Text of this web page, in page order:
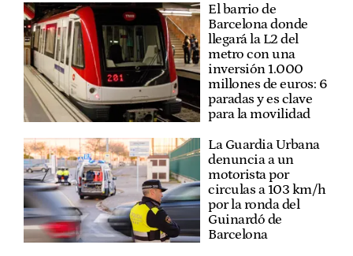
El barrio de
Barcelona donde
llegará la L2 del
metro con una
inversión 1.000
millones de euros: 6
paradas y es clave
para la movilidad
La Guardia Urbana
denuncia a un
motorista por
circulas a 103 km/h
por la ronda del
Guinardó de
Barcelona